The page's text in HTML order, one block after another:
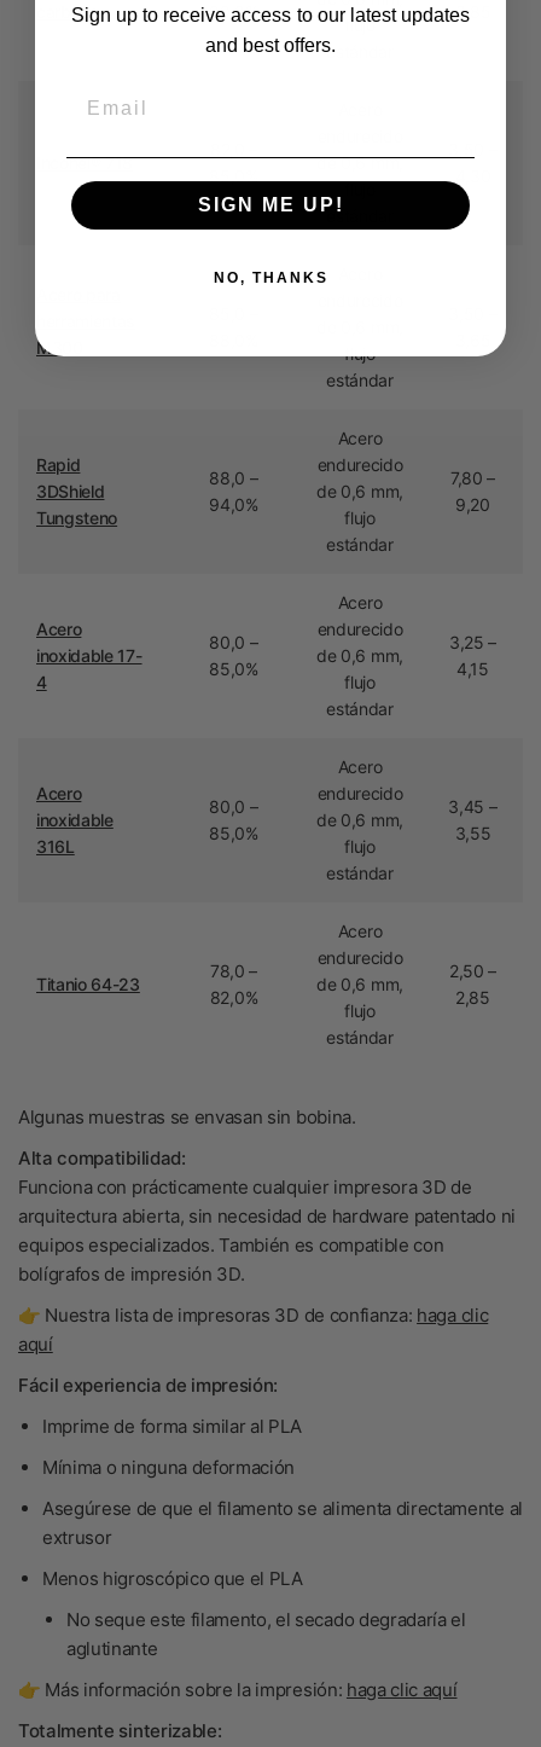
carbono 80,0%
flujo
estándar
3,85
Inconel® 718
de 0,6 mm,
estándar
M300
flujo
estándar
Rapid
3DShield
Tungsteno
88,0 –
94,0%
Acero
endurecido
de 0,6 mm,
flujo
estándar
7,80 –
9,20
Acero
inoxidable 17-
4
80,0 –
85,0%
Acero
endurecido
de 0,6 mm,
flujo
estándar
3,25 –
4,15
Acero
inoxidable
316L
80,0 –
85,0%
Acero
endurecido
de 0,6 mm,
flujo
estándar
3,45 –
3,55
Titanio 64-23
78,0 –
82,0%
Acero
endurecido
de 0,6 mm,
flujo
estándar
2,50 –
2,85
Algunas muestras se envasan sin bobina.
Alta compatibilidad:
Funciona con prácticamente cualquier impresora 3D de
arquitectura abierta, sin necesidad de hardware patentado ni
equipos especializados. También es compatible con
bolígrafos de impresión 3D.
👉 Nuestra lista de impresoras 3D de confianza: haga clic
aquí
Fácil experiencia de impresión:
Imprime de forma similar al PLA
Mínima o ninguna deformación
Asegúrese de que el filamento se alimenta directamente al
extrusor
Menos higroscópico que el PLA
No seque este filamento, el secado degradaría el
aglutinante
👉 Más información sobre la impresión: haga clic aquí
Totalmente sinterizable:
Sign up to receive access to our latest updates
and best offers.
SIGN ME UP!
NO, THANKS